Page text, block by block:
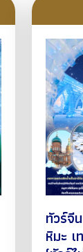
ทัวร์จี
หิมะ